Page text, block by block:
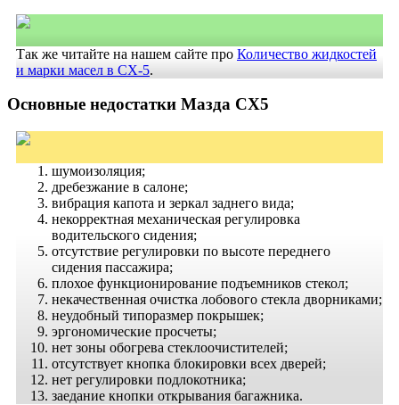
Так же читайте на нашем сайте про Количество жидкостей
и марки масел в CX-5.
Основные недостатки Мазда CX5
шумоизоляция;
дребезжание в салоне;
вибрация капота и зеркал заднего вида;
некорректная механическая регулировка
водительского сидения;
отсутствие регулировки по высоте переднего
сидения пассажира;
плохое функционирование подъемников стекол;
некачественная очистка лобового стекла дворниками;
неудобный типоразмер покрышек;
эргономические просчеты;
нет зоны обогрева стеклоочистителей;
отсутствует кнопка блокировки всех дверей;
нет регулировки подлокотника;
заедание кнопки открывания багажника.